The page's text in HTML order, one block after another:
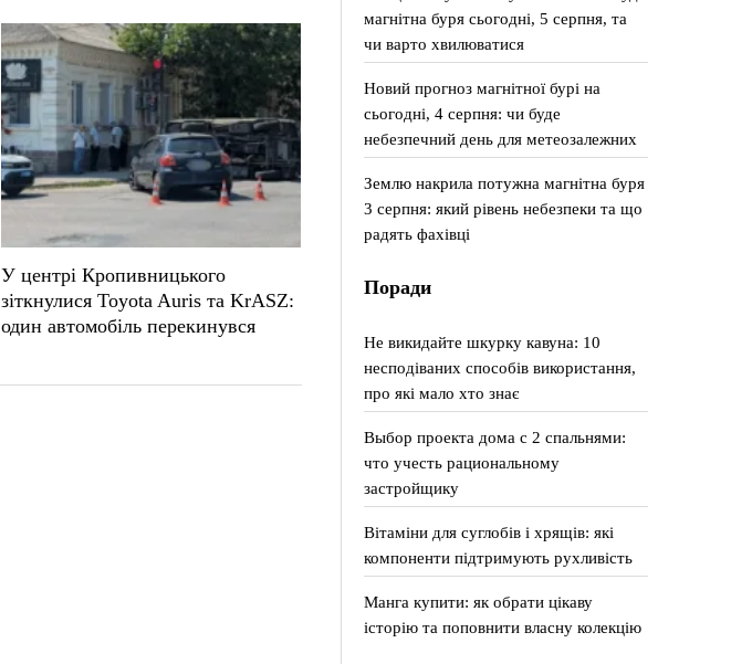
У центрі Кропивницького
зіткнулися Toyota Auris та KrASZ:
один автомобіль перекинувся
магнітна буря сьогодні, 5 серпня, та
чи варто хвилюватися
Новий прогноз магнітної бурі на
сьогодні, 4 серпня: чи буде
небезпечний день для метеозалежних
Землю накрила потужна магнітна буря
3 серпня: який рівень небезпеки та що
радять фахівці
Поради
Не викидайте шкурку кавуна: 10
несподіваних способів використання,
про які мало хто знає
Выбор проекта дома с 2 спальнями:
что учесть рациональному
застройщику
Вітаміни для суглобів і хрящів: які
компоненти підтримують рухливість
Манга купити: як обрати цікаву
історію та поповнити власну колекцію